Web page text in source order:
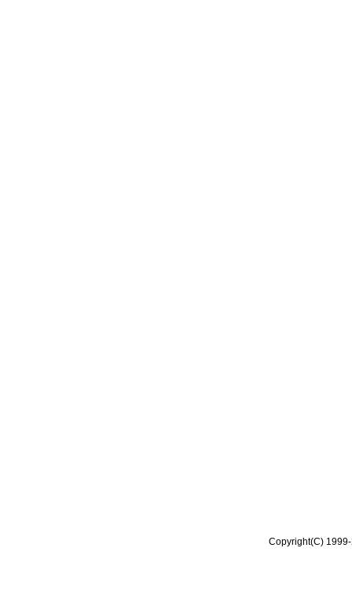
Copyright(C)